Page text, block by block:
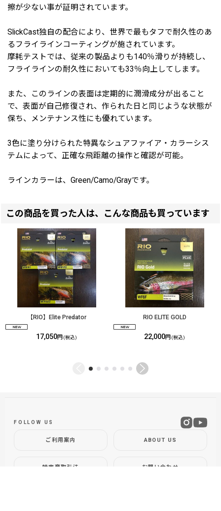
擦が少ない事が証明されています。
SlickCast独自の配合により、世界で最もタフで耐久性のあ
るフライラインコーティングが施されています。
摩耗テストでは、従来の製品よりも140％滑りが持続し、
フライラインの耐久性においても33％向上してします。
また、このラインの表面は定期的に潤滑成分が出ること
で、表面が自己修復され、作られた日と同じような状態が
保ち、メンテナンス性にも優れています。
3色に塗り分けられた特異なシュアファイア・カラーシス
テムによって、正確な飛距離の操作と確認が可能。
ラインカラーは、Green/Camo/Grayです。
この商品を買った人は、こんな商品も買っています
【RIO】Elite Predator
17,050円 (税込)
RIO ELITE GOLD
22,000円 (税込)
ご利用案内 ABOUT US
特定商取引法 お問い合わせ
FOLLOW US